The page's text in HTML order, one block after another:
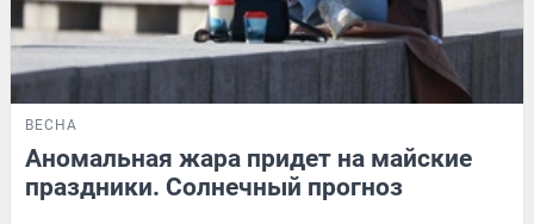
ВЕСНА
Аномальная жара придет на майские
праздники. Солнечный прогноз